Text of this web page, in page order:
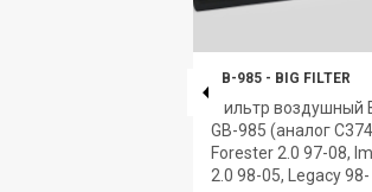
GB-985 - BIG FILTER
Фильтр воздушный
GB-985 (аналог
Forester 2.0 97-08,
2.0 98-05, Legacy 98-